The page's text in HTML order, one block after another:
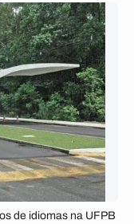
de idiomas na UFPB